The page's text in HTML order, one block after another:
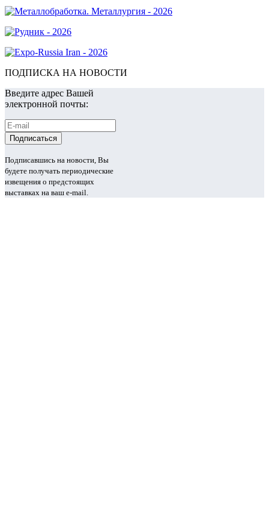
ПОДПИСКА НА НОВОСТИ
Введите адрес Вашей
электронной почты:
Подписавшись на новости, Вы
будете получать периодические
извещения о предстоящих
выставках на ваш e-mail.